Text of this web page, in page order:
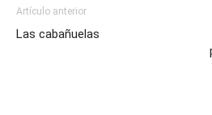
Artículo anterior
Las cabañuelas